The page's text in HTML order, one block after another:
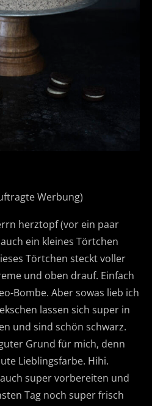
Werbung)
herztopf (vor ein paar
ein kleines Törtchen
Törtchen steckt voller
und oben drauf. Einfach
Bombe. Aber sowas lieb ich
lassen sich super in
und sind schön schwarz.
Grund für mich, denn
Lieblingsfarbe. Hihi.
super vorbereiten und
Tag noch super frisch